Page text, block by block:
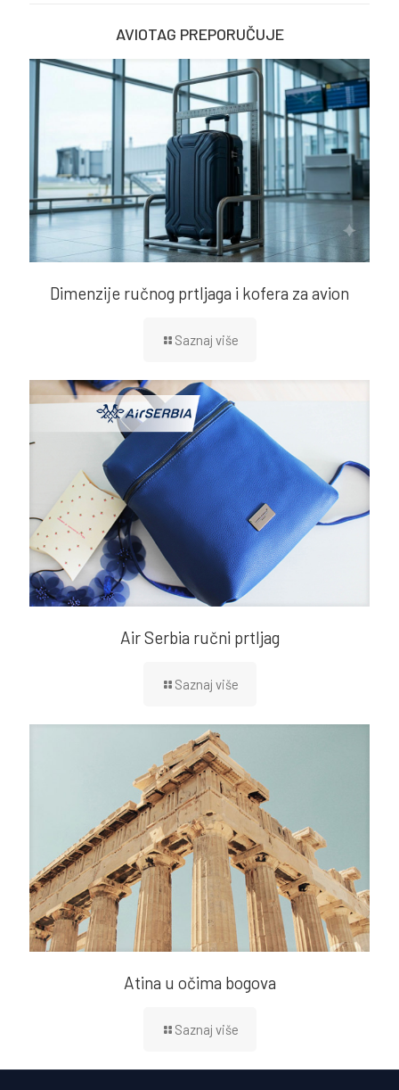
AVIOTAG PREPORUČUJE
Dimenzije ručnog prtljaga i kofera za avion
Saznaj više
Air Serbia ručni prtljag
Saznaj više
Atina u očima bogova
Saznaj više